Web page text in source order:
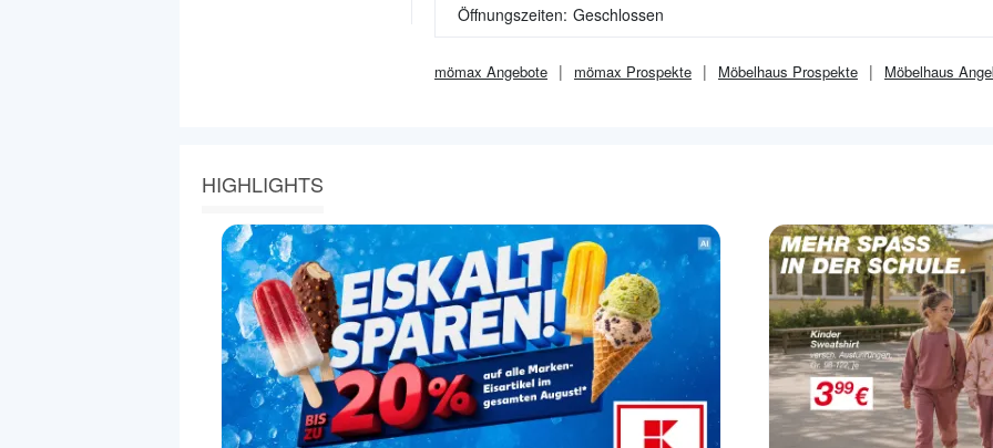
Öffnungszeiten: Geschlossen
mömax Angebote mömax Prospekte Möbelhaus Prospekte Möbelhaus
HIGHLIGHTS